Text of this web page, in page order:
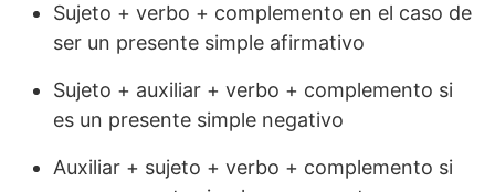
Sujeto + verbo + complemento en el caso de
ser un presente simple afirmativo
Sujeto + auxiliar + verbo + complemento si
es un presente simple negativo
Auxiliar + sujeto + verbo + complemento si